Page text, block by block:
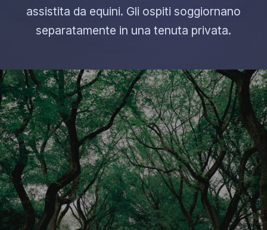
assistita da equini. Gli ospiti soggiornano
separatamente in una tenuta privata.